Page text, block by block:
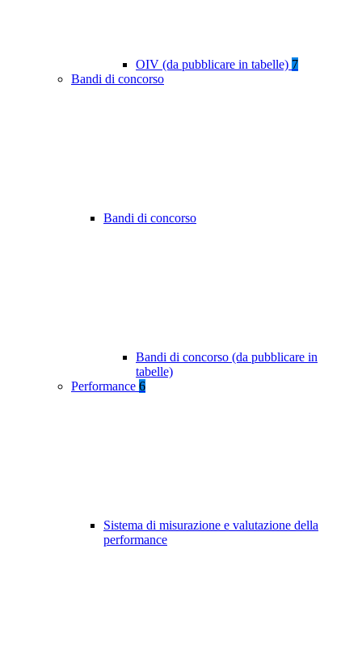
OIV (da pubblicare in tabelle) 7
Bandi di concorso
Bandi di concorso
Bandi di concorso (da pubblicare in
tabelle)
Performance 6
Sistema di misurazione e valutazione della
performance